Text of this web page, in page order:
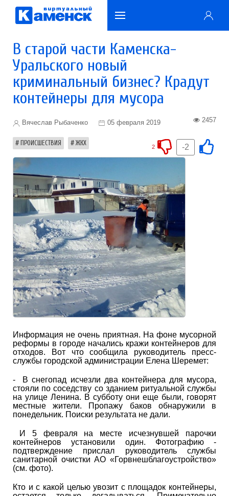
В старой части Каменска-
Уральского новый
криминальный бизнес? Крадут
контейнеры для мусора
Вячеслав Рыбаченко 05 февраля 2019 2457
ПРОИСШЕСТВИЯ ЖКХ -2
2
Информация не очень приятная. На фоне мусорной
реформы в городе начались кражи контейнеров для
отходов. Вот что сообщила руководитель пресс-
службы городской администрации Елена Шеремет:
- В снегопад исчезли два контейнера для мусора,
стояли по соседству со зданием ритуальной службы
на улице Ленина. В субботу они еще были, говорят
местные жители. Пропажу баков обнаружили в
понедельник. Поиски результата не дали.
И 5 февраля на месте исчезнувшей парочки
контейнеров установили один. Фотографию -
подтверждение прислал руководитель службы
санитарной очистки АО «Горвнешблагоустройство»
(см. фото).
Кто и с какой целью увозит с площадок контейнеры,